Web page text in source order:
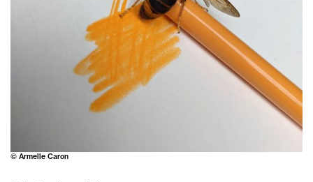
© Armelle Caron